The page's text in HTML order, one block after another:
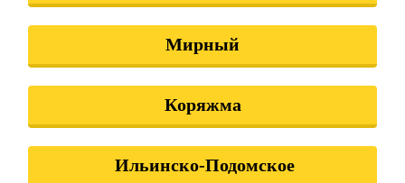
Мирный
Коряжма
Ильинско-Подомское